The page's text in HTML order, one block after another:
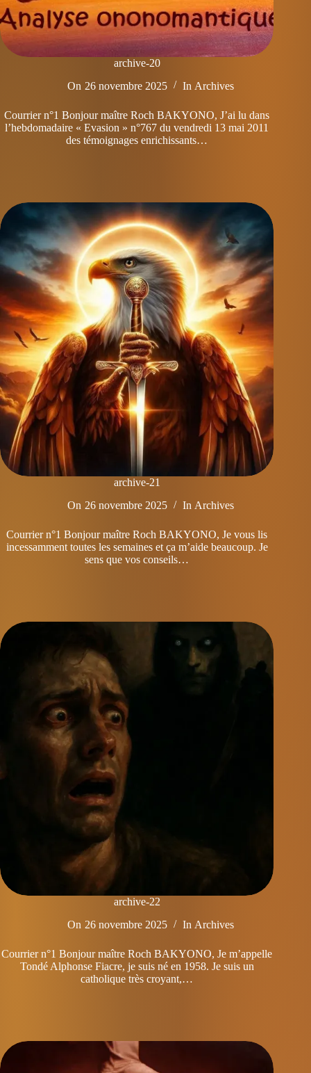
archive-20
On 26 novembre 2025 In Archives
Courrier n°1 Bonjour maître Roch BAKYONO, J’ai lu dans
l’hebdomadaire « Evasion » n°767 du vendredi 13 mai 2011
des témoignages enrichissants…
archive-21
On 26 novembre 2025 In Archives
Courrier n°1 Bonjour maître Roch BAKYONO, Je vous lis
incessamment toutes les semaines et ça m’aide beaucoup. Je
sens que vos conseils…
archive-22
On 26 novembre 2025 In Archives
Courrier n°1 Bonjour maître Roch BAKYONO, Je m’appelle
Tondé Alphonse Fiacre, je suis né en 1958. Je suis un
catholique très croyant,…